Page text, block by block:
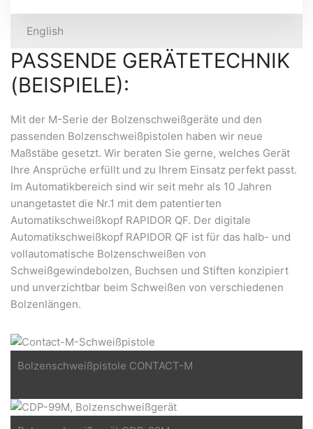
English
PASSENDE GERÄTETECHNIK
(BEISPIELE):
Mit der M-Serie der Bolzenschweißgeräte und den
passenden Bolzenschweißpistolen haben wir neue
Maßstäbe gesetzt. Wir beraten Sie gerne, welches Gerät
Ihre Ansprüche erfüllt und zu Ihrem Einsatz perfekt passt.
Im Automatikbereich sind wir seit mehr als 10 Jahren
unangetastet die Nr.1 mit dem patentierten
Automatikschweißkopf RAPIDOR QF. Der digitale
Automatikschweißkopf RAPIDOR QF ist für das halb- und
vollautomatische Bolzenschweißen von
Schweißgewindebolzen, Buchsen und Stiften konzipiert
und unverzichtbar beim Schweißen von verschiedenen
Bolzenlängen.
Bolzenschweißpistole CONTACT-M